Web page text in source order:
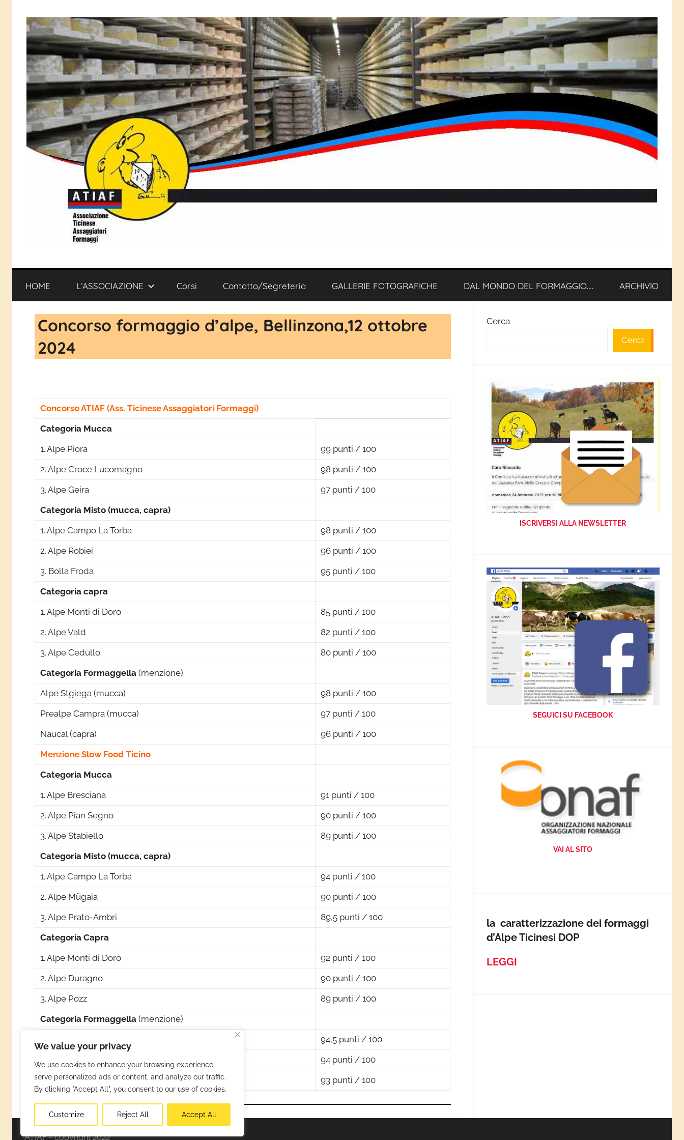
We value your privacy
We use cookies to enhance your browsing experience,
serve personalized ads or content, and analyze our traffic.
By clicking "Accept All", you consent to our use of cookies.
Customize Reject All Accept All
contenuto
ATIAF
Ticinese
Assaggiatori
HOME L’ASSOCIAZIONE Corsi Contatto/Segreteria GALLERIE FOTOGRAFICHE DAL MONDO DEL FORMAGGIO…. ARCHIVIO
Concorso formaggio d’alpe, Bellinzona,12 ottobre
2024
Concorso ATIAF (Ass. Ticinese Assaggiatori Formaggi)
Categoria Mucca
1. Alpe Piora
99 punti / 100
2. Alpe Croce Lucomagno
98 punti / 100
3. Alpe Geira
97 punti / 100
Categoria Misto (mucca, capra)
1. Alpe Campo La Torba
98 punti / 100
2. Alpe Robiei
96 punti / 100
3. Bolla Froda
95 punti / 100
Categoria capra
1. Alpe Monti di Doro
85 punti / 100
2. Alpe Vald
82 punti / 100
3. Alpe Cedullo
80 punti / 100
Categoria Formaggella(menzione)
Alpe Stgiega (mucca)
98 punti / 100
Prealpe Campra (mucca)
97 punti / 100
Naucal (capra)
96 punti / 100
Menzione Slow Food Ticino
Categoria Mucca
1. Alpe Bresciana
91 punti / 100
2. Alpe Pian Segno
90 punti / 100
3. Alpe Stabiello
89 punti / 100
Categoria Misto (mucca, capra)
1. Alpe Campo La Torba
94 punti / 100
2. Alpe Mügaia
90 punti / 100
3. Alpe Prato-Ambri
89,5 punti / 100
Categoria Capra
1. Alpe Monti di Doro
92 punti / 100
2. Alpe Duragno
90 punti / 100
3. Alpe Pozz
89 punti / 100
Categoria Formaggella (menzione)
94,5 punti / 100
Alpe Robiei (mucca)
94 punti / 100
Alpe Ruschéda (mucca)
93 punti / 100
Cerca
Cerca
ISCRIVERSI ALLA NEWSLETTER
SEGUICI SU FACEBOOK
VAI AL SITO
la caratterizzazione dei formaggi
d’Alpe Ticinesi DOP
LEGGI
ATIAF - copyright 2022